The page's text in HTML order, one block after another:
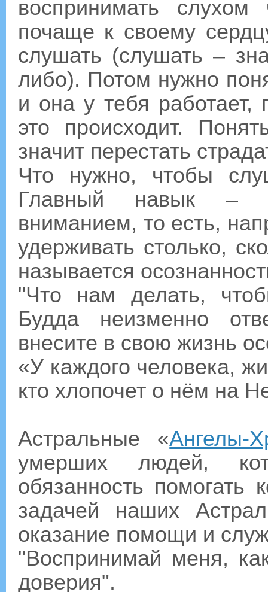
воспринимать слухом
почаще к своему
слушать (слушать –
либо). Потом нужно
и она у тебя
это происходит.
значит перестать
Что нужно, чтобы
Главный навык –
вниманием, то есть,
удерживать столько,
называется
"Что нам делать,
Будда неизменно
внесите в свою жизнь
«У каждого человека,
кто хлопочет о нём на
Астральные «Ангелы-
умерших людей,
обязанность
задачей наших
оказание помощи и
"Воспринимай меня,
доверия".